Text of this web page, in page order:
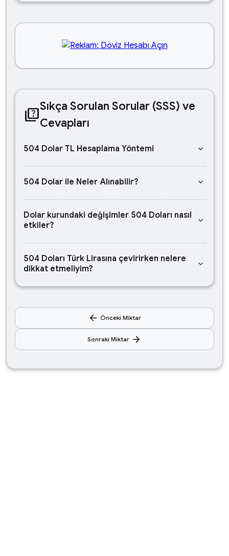
quizSıkça Sorulan Sorular (SSS) ve
Cevapları
504 Dolar TL Hesaplama Yöntemi keyboard_arrow_down
504 Dolar ile Neler Alınabilir? keyboard_arrow_down
Dolar kurundaki değişimler 504 Doları nasıl
etkiler?
keyboard_arrow_down
504 Doları Türk Lirasına çevirirken nelere
dikkat etmeliyim?
keyboard_arrow_down
arrow_back Önceki Miktar
Sonraki Miktar arrow_forward